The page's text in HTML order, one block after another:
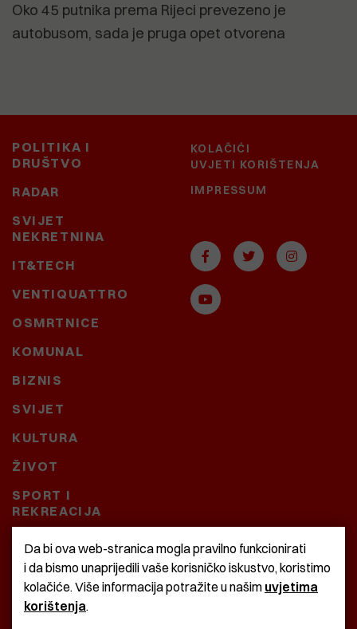
Oko 45 putnika prema Rijeci prevezeno je
autobusom, sada je pruga opet otvorena
POLITIKA I
DRUŠTVO
RADAR
SVIJET
NEKRETNINA
IT&TECH
VENTIQUATTRO
OSMRTNICE
KOMUNAL
BIZNIS
SVIJET
KULTURA
ŽIVOT
SPORT I
REKREACIJA
CRNA KRONIKA
BAŠTARDINI I PRAVI
KRASNA ZEMLJA
KOLAČIĆI
UVJETI KORIŠTENJA
IMPRESSUM
Da bi ova web-stranica mogla pravilno funkcionirati
i da bismo unaprijedili vaše korisničko iskustvo, koristimo
kolačiće. Više informacija potražite u našim uvjetima
korištenja.